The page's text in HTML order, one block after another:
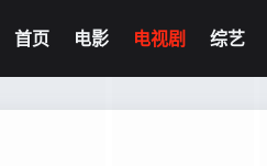
首页 电影 电视剧 综艺